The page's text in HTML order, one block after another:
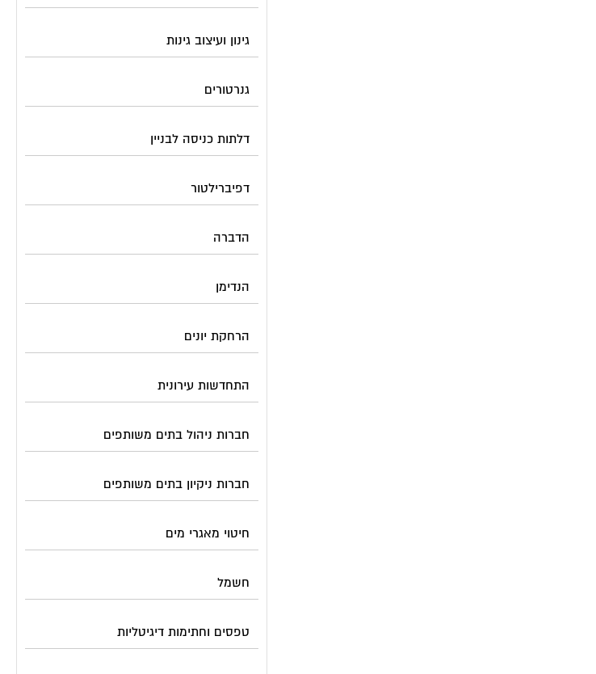
גינון ועיצוב גינות
גנרטורים
דלתות כניסה לבניין
דפיברילטור
הדברה
הנדימן
הרחקת יונים
התחדשות עירונית
חברות ניהול בתים משותפים
חברות ניקיון בתים משותפים
חיטוי מאגרי מים
חשמל
טפסים וחתימות דיגיטליות